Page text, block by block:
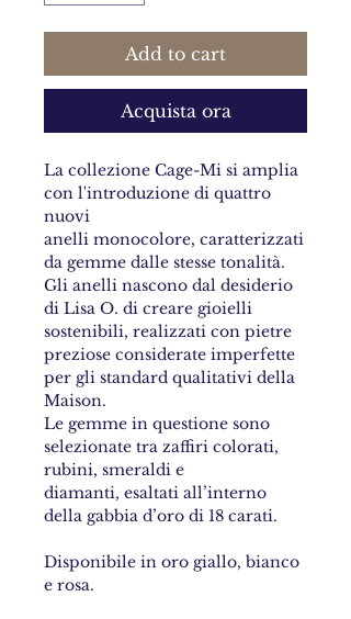
Add to cart
Acquista ora
La collezione Cage-Mi si amplia
con l'introduzione di quattro
nuovi
anelli monocolore, caratterizzati
da gemme dalle stesse tonalità.
Gli anelli nascono dal desiderio
di Lisa O. di creare gioielli
sostenibili, realizzati con pietre
preziose considerate imperfette
per gli standard qualitativi della
Maison.
Le gemme in questione sono
selezionate tra zaffiri colorati,
rubini, smeraldi e
diamanti, esaltati all’interno
della gabbia d’oro di 18 carati.
Disponibile in oro giallo, bianco
e rosa.